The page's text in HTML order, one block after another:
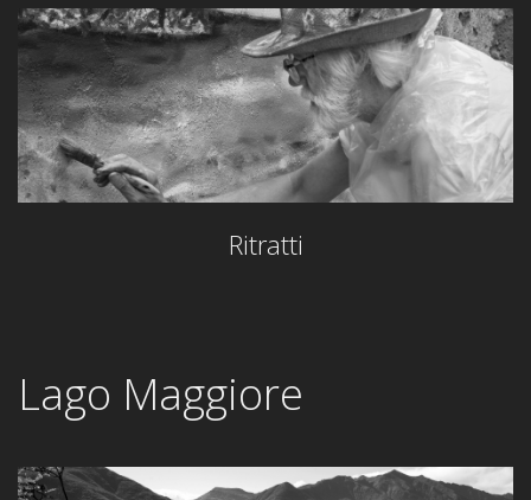
Ritratti
Lago Maggiore